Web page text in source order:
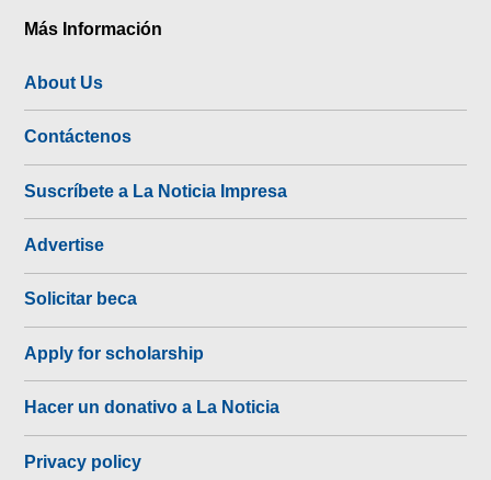
Más Información
About Us
Contáctenos
Suscríbete a La Noticia Impresa
Advertise
Solicitar beca
Apply for scholarship
Hacer un donativo a La Noticia
Privacy policy